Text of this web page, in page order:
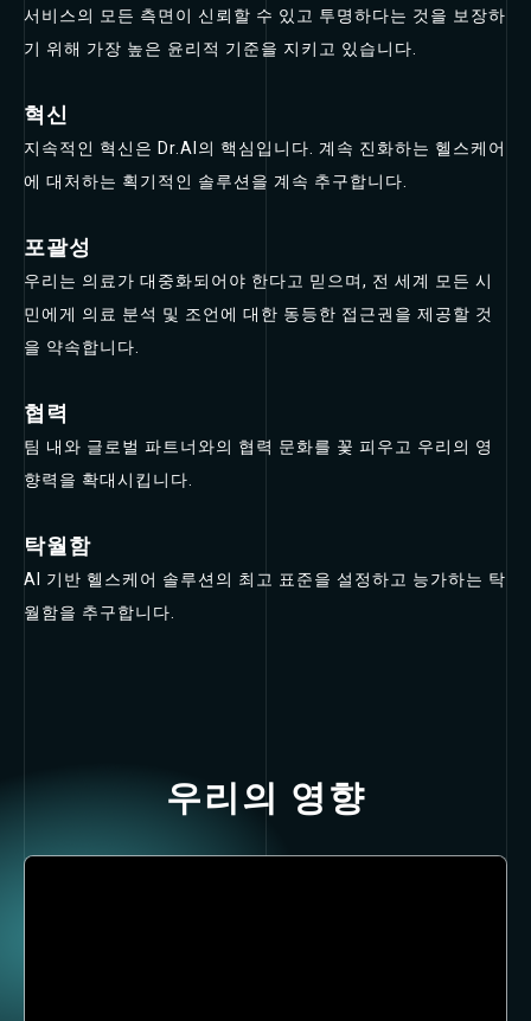
서비스의 모든 측면이 신뢰할 수 있고 투명하다는 것을 보장하
기 위해 가장 높은 윤리적 기준을 지키고 있습니다.
혁신
지속적인 혁신은 Dr.AI의 핵심입니다. 계속 진화하는 헬스케어
에 대처하는 획기적인 솔루션을 계속 추구합니다.
포괄성
우리는 의료가 대중화되어야 한다고 믿으며, 전 세계 모든 시
민에게 의료 분석 및 조언에 대한 동등한 접근권을 제공할 것
을 약속합니다.
협력
팀 내와 글로벌 파트너와의 협력 문화를 꽃 피우고 우리의 영
향력을 확대시킵니다.
탁월함
AI 기반 헬스케어 솔루션의 최고 표준을 설정하고 능가하는 탁
월함을 추구합니다.
우리의 영향